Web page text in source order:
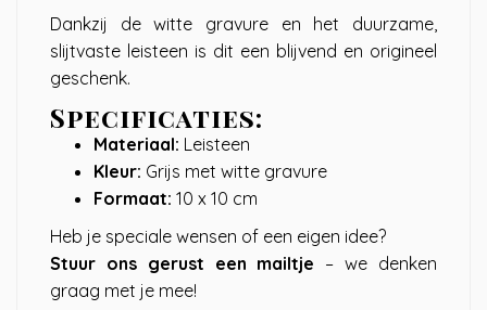
Dankzij de witte gravure en het duurzame,
slijtvaste leisteen is dit een blijvend en origineel
geschenk.
Specificaties:
Materiaal: Leisteen
Kleur: Grijs met witte gravure
Formaat: 10 x 10 cm
Heb je speciale wensen of een eigen idee?
Stuur ons gerust een mailtje – we denken
graag met je mee!